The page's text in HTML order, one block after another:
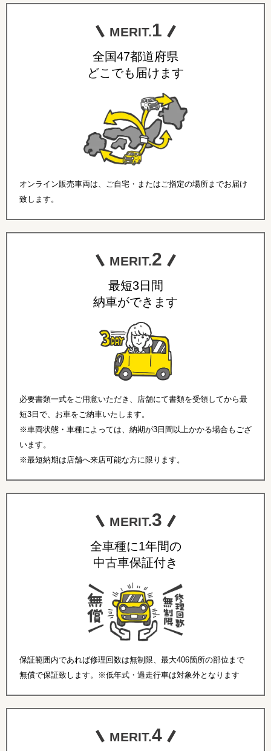
MERIT.1
全国47都道府県
どこでも届けます
オンライン販売車両は、ご自宅・またはご指定の場所までお届け
致します。
MERIT.2
最短3日間
納車ができます
必要書類一式をご用意いただき、店舗にて書類を受領してから最
短3日で、お車をご納車いたします。
※車両状態・車種によっては、納期が3日間以上かかる場合もござ
います。
※最短納期は店舗へ来店可能な方に限ります。
MERIT.3
全車種に1年間の
中古車保証付き
保証範囲内であれば修理回数は無制限、最大406箇所の部位まで
無償で保証致します。※低年式・過走行車は対象外となります
MERIT.4